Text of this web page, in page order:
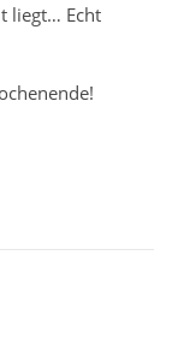
liegt… Echt